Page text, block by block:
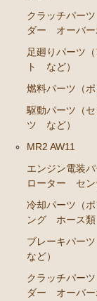
クラッチパー
ダー オーバー
足廻りパーツ
ト など）
燃料パーツ（
駆動パーツ（
ツ など）
MR2 AW11
エンジン電装
ローター セン
冷却パーツ（
ング ホース
ブレーキパー
など）
クラッチパー
ダー オーバー